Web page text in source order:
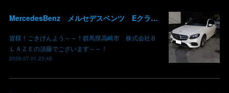
MercedesBenz メルセデスベンツ Eクラス W213 タイヤ 交換 組み替え フロントバンパー サイドスカート 鈑金修理 板金 塗装 群馬 高崎
皆様！ごきげんよう～～！群馬県高崎市 株式会社Ｂ
ＬＡＺＥの須藤でございます～～！
2026.07.01 23:48